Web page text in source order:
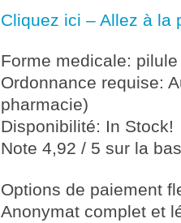
Cliquez ici – Allez à la
Forme medicale: pilule
Ordonnance requise:
pharmacie)
Disponibilité: In Stock!
Note 4,92 / 5 sur la
Options de paiement
Anonymat complet et